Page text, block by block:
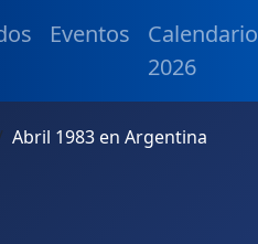
Eventos
Calendario
2026
Abril 1983 en Argentina